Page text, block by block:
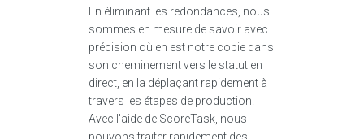
En éliminant les redondances, nous
sommes en mesure de savoir avec
précision où en est notre copie dans
son cheminement vers le statut en
direct, en la déplaçant rapidement à
travers les étapes de production.
Avec l'aide de ScoreTask, nous